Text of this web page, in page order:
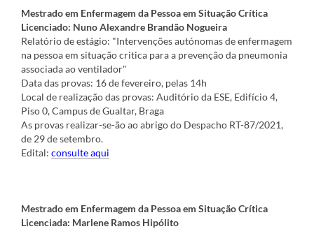
Mestrado em Enfermagem da Pessoa em Situação Crítica
Licenciado: Nuno Alexandre Brandão Nogueira
Relatório de estágio: "Intervenções autónomas de enfermagem
na pessoa em situação critica para a prevenção da pneumonia
associada ao ventilador"
Data das provas: 16 de fevereiro, pelas 14h
Local de realização das provas: Auditório da ESE, Edifício 4,
Piso 0, Campus de Gualtar, Braga
As provas realizar-se-ão ao abrigo do Despacho RT-87/2021,
de 29 de setembro.
Edital: consulte aqui
Mestrado em Enfermagem da Pessoa em Situação Crítica
Licenciada: Marlene Ramos Hipólito